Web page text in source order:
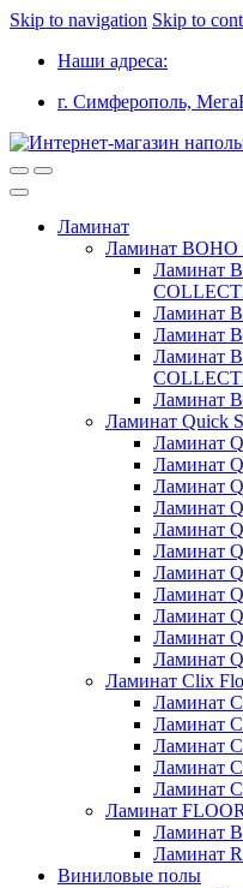
Skip to navigation Skip to
Наши адреса:
г. Симферополь,
Ламинат
Ламинат BOHO
Ламинат
Ламинат
Ламинат
Ламинат
Ламинат
Ламинат Quick
Ламинат
Ламинат
Ламинат
Ламинат
Ламинат
Ламинат
Ламинат
Ламинат
Ламинат
Ламинат
Ламинат
Ламинат Clix
Ламинат
Ламинат
Ламинат
Ламинат
Ламинат
Ламинат
Ламинат
Ламинат
Виниловые полы